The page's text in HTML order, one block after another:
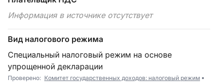
Информация в источнике отсутствует
Вид налогового режима
Специальный налоговый режим на основе
упрощенной декларации
Проверено: Комитет государственных доходов: налоговый режим